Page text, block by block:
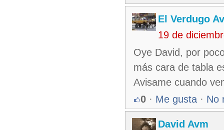
El Verdugo
19 de
Oye David, por
más cara de tabla
Avisame cuando
0 · Me gusta · No
David Avm